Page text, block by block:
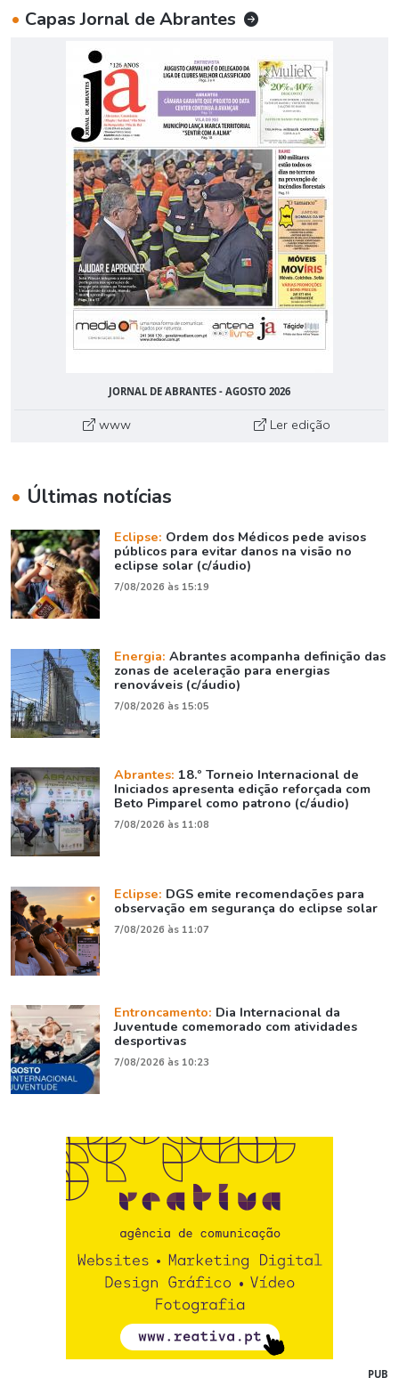
• Capas Jornal de Abrantes
JORNAL DE ABRANTES - AGOSTO 2026
www Ler edição
• Últimas notícias
Eclipse: Ordem dos Médicos pede avisos
públicos para evitar danos na visão no
eclipse solar (c/áudio)
7/08/2026 às 15:19
Energia: Abrantes acompanha definição das
zonas de aceleração para energias
renováveis (c/áudio)
7/08/2026 às 15:05
Abrantes: 18.º Torneio Internacional de
Iniciados apresenta edição reforçada com
Beto Pimparel como patrono (c/áudio)
7/08/2026 às 11:08
Eclipse: DGS emite recomendações para
observação em segurança do eclipse solar
7/08/2026 às 11:07
Entroncamento: Dia Internacional da
Juventude comemorado com atividades
desportivas
7/08/2026 às 10:23
PUB